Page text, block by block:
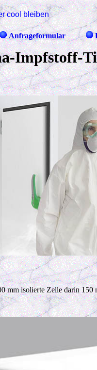
cool bleiben
Anfrageformular
mm isolierte Zelle darin